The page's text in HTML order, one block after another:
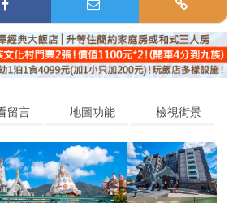
留言 地圖功能 檢視街景